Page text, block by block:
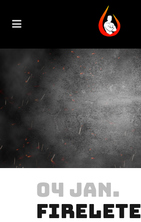
04 JAN.
FIRELETE